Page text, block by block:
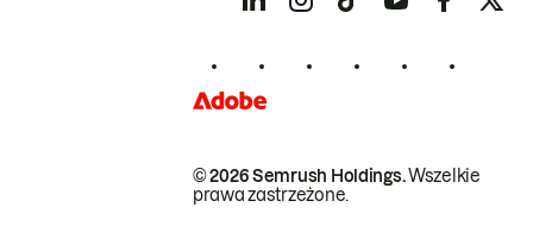
© 2026 Semrush Holdings.Wszelkie
prawa zastrzeżone.